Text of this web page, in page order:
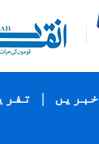
| خبریں